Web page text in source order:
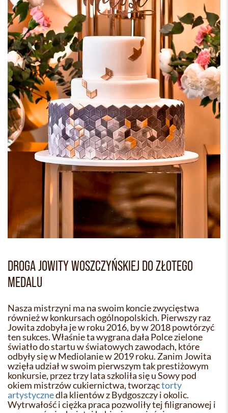
DROGA JOWITY WOSZCZYŃSKIEJ DO ZŁOTEGO
MEDALU
Nasza mistrzyni ma na swoim koncie zwycięstwa
również w konkursach ogólnopolskich. Pierwszy raz
Jowita zdobyła je w roku 2016, by w 2018 powtórzyć
ten sukces. Właśnie ta wygrana dała Polce zielone
światło do startu w światowych zawodach, które
odbyły się w Mediolanie w 2019 roku. Zanim Jowita
wzięła udział w swoim pierwszym tak prestiżowym
konkursie, przez trzy lata szkoliła się u Sowy pod
okiem mistrzów cukiernictwa, tworząctorty
artystycznedla klientów z Bydgoszczy i okolic.
Wytrwałość i ciężka praca pozwoliły tej filigranowej i